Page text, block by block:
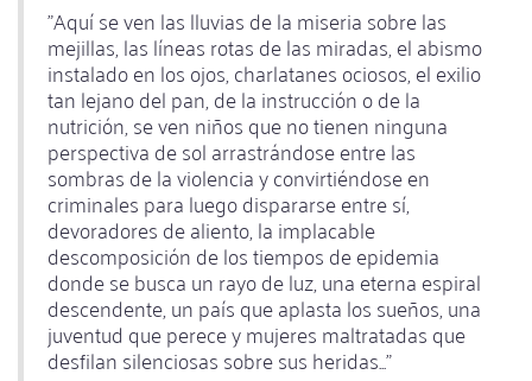
"Aquí se ven las lluvias de la miseria sobre las
mejillas, las líneas rotas de las miradas, el abismo
instalado en los ojos, charlatanes ociosos, el exilio
tan lejano del pan, de la instrucción o de la
nutrición, se ven niños que no tienen ninguna
perspectiva de sol arrastrándose entre las
sombras de la violencia y convirtiéndose en
criminales para luego dispararse entre sí,
devoradores de aliento, la implacable
descomposición de los tiempos de epidemia
donde se busca un rayo de luz, una eterna espiral
descendente, un país que aplasta los sueños, una
juventud que perece y mujeres maltratadas que
desfilan silenciosas sobre sus heridas..."